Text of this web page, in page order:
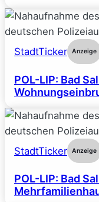
StadtTicker Anzeige
POL-LIP: Bad
StadtTicker Anzeige
POL-LIP: Bad